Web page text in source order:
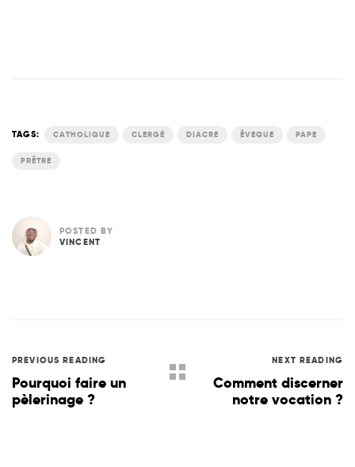
TAGS: CATHOLIQUE CLERGÉ DIACRE ÊVEQUE PAPE
PRÊTRE
POSTED BY
VINCENT
PREVIOUS READING
Pourquoi faire un
pèlerinage ?
NEXT READING
Comment discerner
notre vocation ?